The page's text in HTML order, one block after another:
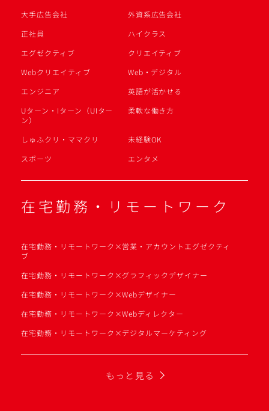
大手広告会社
外資系広告会社
正社員
ハイクラス
エグゼクティブ
クリエイティブ
Webクリエイティブ
Web・デジタル
エンジニア
英語が活かせる
Uターン・Iターン（UIター
ン）
柔軟な働き方
しゅふクリ・ママクリ
未経験OK
スポーツ
エンタメ
在宅勤務・リモートワーク
在宅勤務・リモートワーク×営業・アカウントエグゼクティ
ブ
在宅勤務・リモートワーク×グラフィックデザイナー
在宅勤務・リモートワーク×Webデザイナー
在宅勤務・リモートワーク×Webディレクター
在宅勤務・リモートワーク×デジタルマーケティング
もっと見る